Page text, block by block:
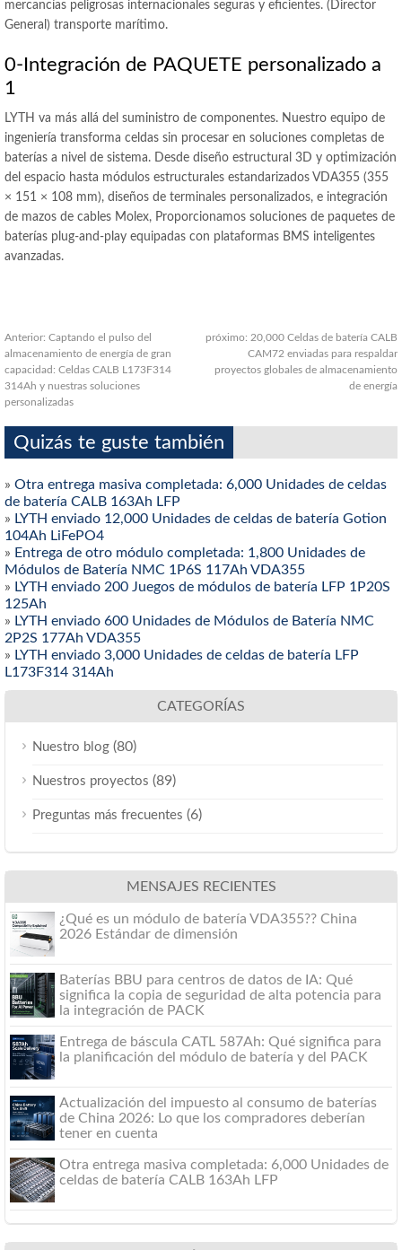
mercancías peligrosas internacionales seguras y eficientes. (Director
General) transporte marítimo.
0-Integración de PAQUETE personalizado a
1
LYTH va más allá del suministro de componentes. Nuestro equipo de
ingeniería transforma celdas sin procesar en soluciones completas de
baterías a nivel de sistema. Desde diseño estructural 3D y optimización
del espacio hasta módulos estructurales estandarizados VDA355 (355
× 151 × 108 mm), diseños de terminales personalizados, e integración
de mazos de cables Molex, Proporcionamos soluciones de paquetes de
baterías plug-and-play equipadas con plataformas BMS inteligentes
avanzadas.
Anterior: Captando el pulso del
almacenamiento de energía de gran
capacidad: Celdas CALB L173F314
314Ah y nuestras soluciones
personalizadas
próximo: 20,000 Celdas de batería CALB
CAM72 enviadas para respaldar
proyectos globales de almacenamiento
de energía
Quizás te guste también
» Otra entrega masiva completada: 6,000 Unidades de celdas
de batería CALB 163Ah LFP
» LYTH enviado 12,000 Unidades de celdas de batería Gotion
104Ah LiFePO4
» Entrega de otro módulo completada: 1,800 Unidades de
Módulos de Batería NMC 1P6S 117Ah VDA355
» LYTH enviado 200 Juegos de módulos de batería LFP 1P20S
125Ah
» LYTH enviado 600 Unidades de Módulos de Batería NMC
2P2S 177Ah VDA355
» LYTH enviado 3,000 Unidades de celdas de batería LFP
L173F314 314Ah
CATEGORÍAS
Nuestro blog (80)
Nuestros proyectos (89)
Preguntas más frecuentes (6)
MENSAJES RECIENTES
¿Qué es un módulo de batería VDA355?? China
2026 Estándar de dimensión
Baterías BBU para centros de datos de IA: Qué
significa la copia de seguridad de alta potencia para
la integración de PACK
Entrega de báscula CATL 587Ah: Qué significa para
la planificación del módulo de batería y del PACK
Actualización del impuesto al consumo de baterías
de China 2026: Lo que los compradores deberían
tener en cuenta
Otra entrega masiva completada: 6,000 Unidades de
celdas de batería CALB 163Ah LFP